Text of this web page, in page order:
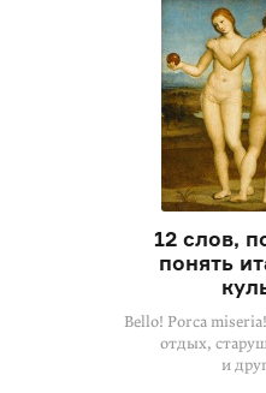
12 слов,
понять
Bello! Porca
отдых,
и